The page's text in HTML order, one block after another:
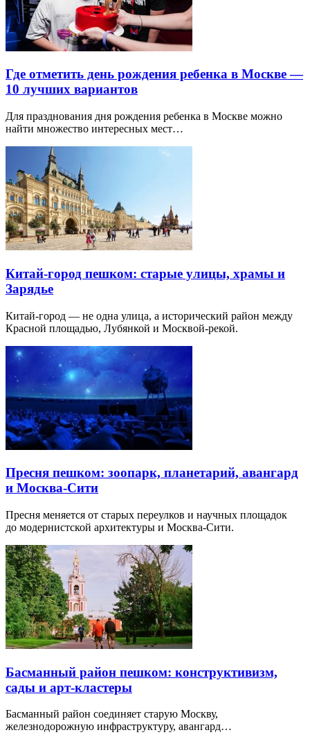
Где отметить день рождения ребенка в Москве —
10 лучших вариантов
Для празднования дня рождения ребенка в Москве можно
найти множество интересных мест…
Китай-город пешком: старые улицы, храмы и
Зарядье
Китай-город — не одна улица, а исторический район между
Красной площадью, Лубянкой и Москвой-рекой.
Пресня пешком: зоопарк, планетарий, авангард
и Москва-Сити
Пресня меняется от старых переулков и научных площадок
до модернистской архитектуры и Москва-Сити.
Басманный район пешком: конструктивизм,
сады и арт-кластеры
Басманный район соединяет старую Москву,
железнодорожную инфраструктуру, авангард…